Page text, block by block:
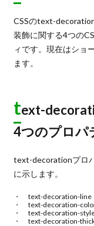
CSSのtext-
装飾に関する4つの
ィです。現在はショ
ます。
text-
4つのプロパ
text-decorationプロ
に示します。
text-decoration-line
text-decoration-
text-decoration-
text-decoration-